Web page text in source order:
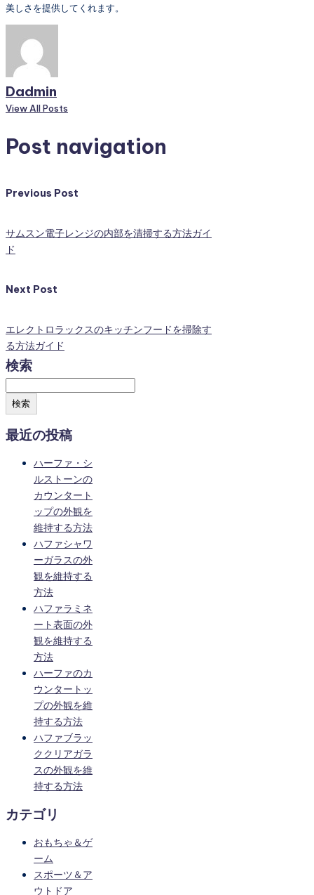
美しさを提供してくれます。
Dadmin
View All Posts
Post navigation
Previous Post
サムスン電子レンジの内部を清掃する方法ガイ
ド
Next Post
エレクトロラックスのキッチンフードを掃除す
る方法ガイド
検索
検索
最近の投稿
ハーファ・シ
ルストーンの
カウンタート
ップの外観を
維持する方法
ハファシャワ
ーガラスの外
観を維持する
方法
ハファラミネ
ート表面の外
観を維持する
方法
ハーファのカ
ウンタートッ
プの外観を維
持する方法
ハファブラッ
ククリアガラ
スの外観を維
持する方法
カテゴリ
おもちゃ＆ゲ
ーム
スポーツ＆ア
ウトドア